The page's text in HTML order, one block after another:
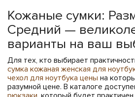
Кожаные сумки:
Средний —
варианты на ваш
Для тех, кто выбирает
сумка кожаная женская для
чехол для ноутбука цены на
разумной цене. В каталоге